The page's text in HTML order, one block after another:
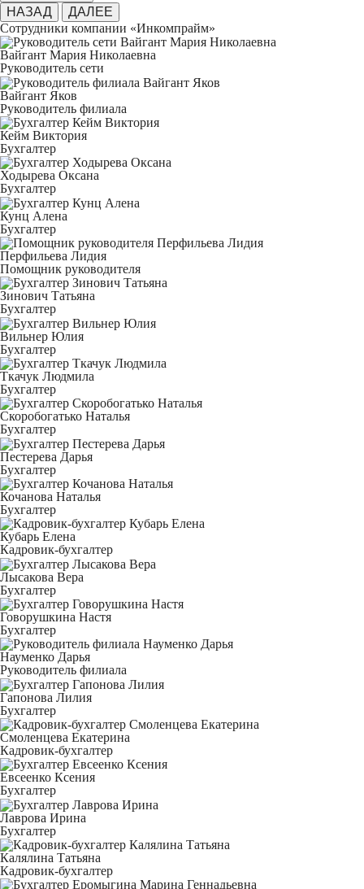
НАЗАД
ДАЛЕЕ
Сотрудники компании «Инкомпрайм»
Вайгант Мария Николаевна
Руководитель сети
Вайгант Яков
Руководитель филиала
Кейм Виктория
Бухгалтер
Ходырева Оксана
Бухгалтер
Кунц Алена
Бухгалтер
Перфильева Лидия
Помощник руководителя
Зинович Татьяна
Бухгалтер
Вильнер Юлия
Бухгалтер
Ткачук Людмила
Бухгалтер
Скоробогатько Наталья
Бухгалтер
Пестерева Дарья
Бухгалтер
Кочанова Наталья
Бухгалтер
Кубарь Елена
Кадровик-бухгалтер
Лысакова Вера
Бухгалтер
Говорушкина Настя
Бухгалтер
Науменко Дарья
Руководитель филиала
Гапонова Лилия
Бухгалтер
Смоленцева Екатерина
Кадровик-бухгалтер
Евсеенко Ксения
Бухгалтер
Лаврова Ирина
Бухгалтер
Калялина Татьяна
Кадровик-бухгалтер